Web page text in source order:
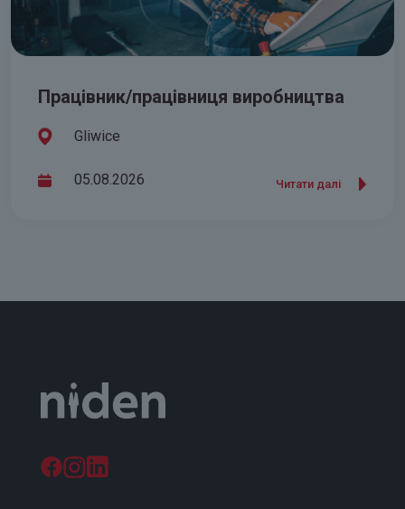
Працівник/працівниця виробництва
Gliwice
05.08.2026 Читати далі